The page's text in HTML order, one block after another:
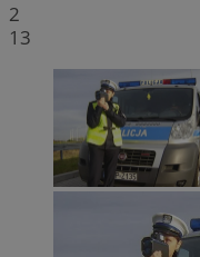
2
13